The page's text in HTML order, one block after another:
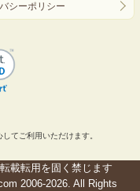
シーポリシー
てご利用いただけます。
載転用を固く禁じます
2006-2026. All Rights